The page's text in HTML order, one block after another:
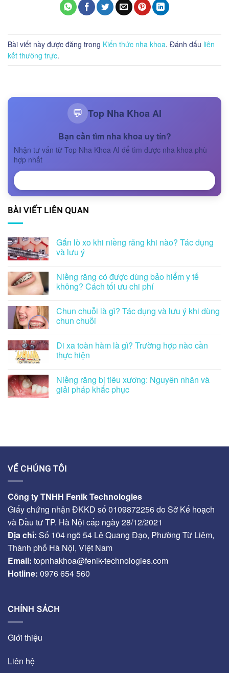
Bài viết này được đăng trong Kiến thức nha khoa. Đánh dấu liên
kết thường trực.
💬 Top Nha Khoa AI
Bạn cần tìm nha khoa uy tín?
Nhận tư vấn từ Top Nha Khoa AI để tìm được nha khoa phù
hợp nhất
BÀI VIẾT LIÊN QUAN
Gắn lò xo khi niềng răng khi nào? Tác dụng
và lưu ý
Niềng răng có được dùng bảo hiểm y tế
không? Cách tối ưu chi phí
Chun chuỗi là gì? Tác dụng và lưu ý khi dùng
chun chuỗi
Di xa toàn hàm là gì? Trường hợp nào cần
thực hiện
Niềng răng bị tiêu xương: Nguyên nhân và
giải pháp khắc phục
VỀ CHÚNG TÔI
Công ty TNHH Fenik Technologies
Giấy chứng nhận ĐKKD số 0109872256 do Sở Kế hoạch
và Đầu tư TP. Hà Nội cấp ngày 28/12/2021
Địa chỉ: Số 104 ngõ 54 Lê Quang Đạo, Phường Từ Liêm,
Thành phố Hà Nội, Việt Nam
Email: topnhakhoa@fenik-technologies.com
Hotline: 0976 654 560
CHÍNH SÁCH
Giới thiệu
Liên hệ